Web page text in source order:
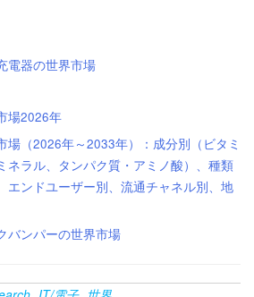
電器の世界市場
場2026年
場（2026年～2033年）：成分別（ビタミ
ネラル、タンパク質・アミノ酸）、種類
エンドユーザー別、流通チャネル別、地
バンパーの世界市場